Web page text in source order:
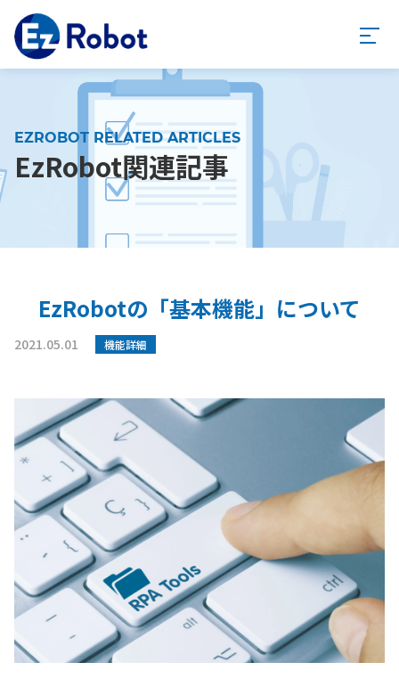
EZROBOT RELATED ARTICLES
EzRobot関連記事
EzRobotの「基本機能」について
2021.05.01 機能詳細